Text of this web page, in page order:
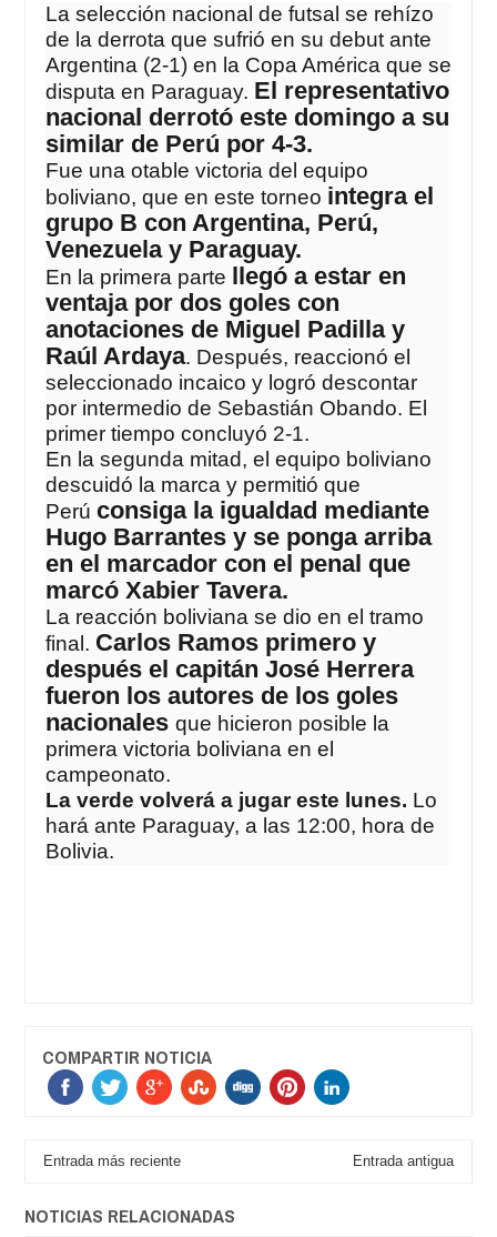
La selección nacional de futsal se rehízo
de la derrota que sufrió en su debut ante
Argentina (2-1) en la Copa América que se
disputa en Paraguay. El representativo
nacional derrotó este domingo a su
similar de Perú por 4-3.
Fue una otable victoria del equipo
boliviano, que en este torneo integra el
grupo B con Argentina, Perú,
Venezuela y Paraguay.
En la primera parte llegó a estar en
ventaja por dos goles con
anotaciones de Miguel Padilla y
Raúl Ardaya. Después, reaccionó el
seleccionado incaico y logró descontar
por intermedio de Sebastián Obando. El
primer tiempo concluyó 2-1.
En la segunda mitad, el equipo boliviano
descuidó la marca y permitió que
Perú consiga la igualdad mediante
Hugo Barrantes y se ponga arriba
en el marcador con el penal que
marcó Xabier Tavera.
La reacción boliviana se dio en el tramo
final. Carlos Ramos primero y
después el capitán José Herrera
fueron los autores de los goles
nacionales que hicieron posible la
primera victoria boliviana en el
campeonato.
La verde volverá a jugar este lunes. Lo
hará ante Paraguay, a las 12:00, hora de
Bolivia.
COMPARTIR NOTICIA
Entrada más reciente Entrada antigua
NOTICIAS RELACIONADAS